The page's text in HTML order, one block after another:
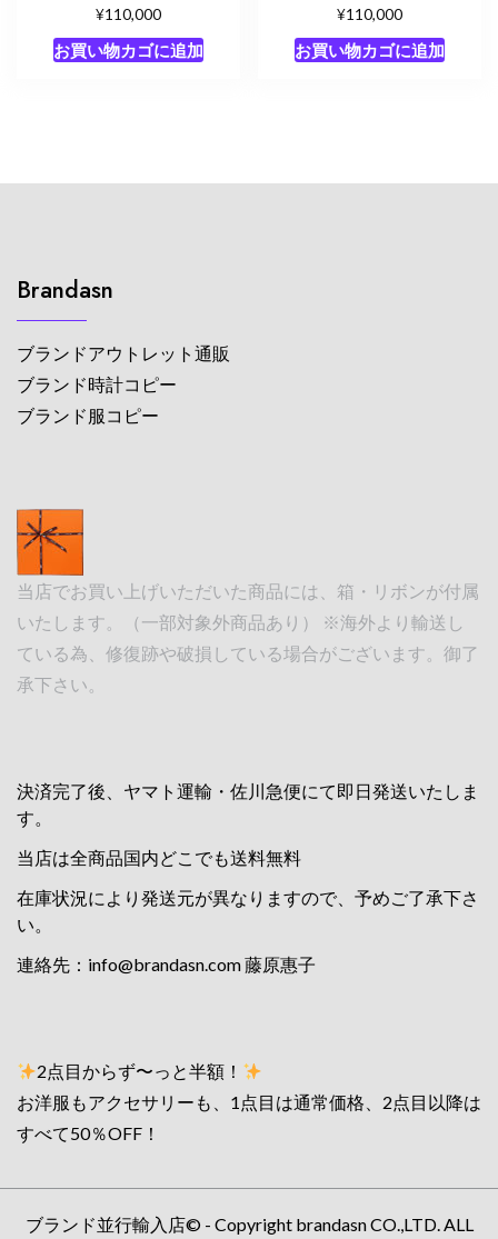
¥110,000
お買い物カゴに追加
¥110,000
お買い物カゴに追加
Brandasn
ブランドアウトレット通販
ブランド時計コピー
ブランド服コピー
当店でお買い上げいただいた商品には、箱・リボンが付属
いたします。（一部対象外商品あり） ※海外より輸送し
ている為、修復跡や破損している場合がございます。御了
承下さい。
決済完了後、ヤマト運輸・佐川急便にて即日発送いたしま
す。
当店は全商品国内どこでも送料無料
在庫状況により発送元が異なりますので、予めご了承下さ
い。
連絡先： info@brandasn.com藤原惠子
2点目からず〜っと半額！
お洋服もアクセサリーも、1点目は通常価格、2点目以降は
すべて50％OFF！
ブランド並行輸入店© - Copyright brandasn CO.,LTD. ALL